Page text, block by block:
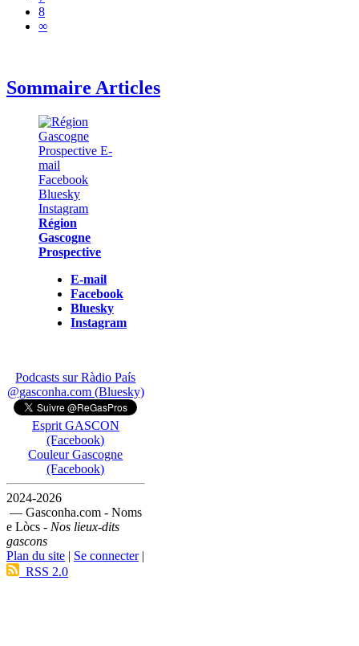
8
∞
Sommaire Articles
Région
Gascogne
Prospective
E-mail
Facebook
Bluesky
Instagram
Podcasts sur Ràdio País
@gasconha.com (Bluesky)
Esprit GASCON
(Facebook)
Couleur Gascogne
(Facebook)
2024-2026
— Gasconha.com - Noms
e Lòcs - Nos lieux-dits
gascons
Plan du site | Se connecter|
RSS 2.0